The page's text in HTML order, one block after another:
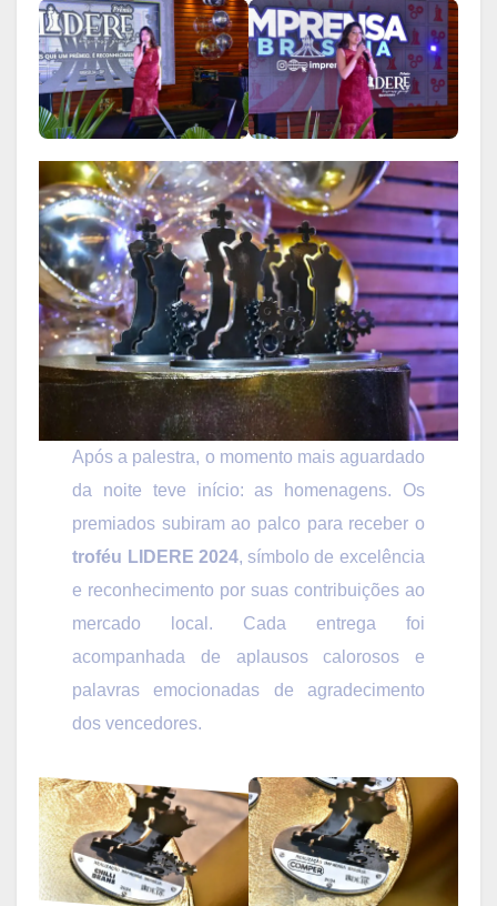
Após a palestra, o momento mais aguardado
da noite teve início: as homenagens. Os
premiados subiram ao palco para receber o
troféu LIDERE 2024, símbolo de excelência
e reconhecimento por suas contribuições ao
mercado local. Cada entrega foi
acompanhada de aplausos calorosos e
palavras emocionadas de agradecimento
dos vencedores.